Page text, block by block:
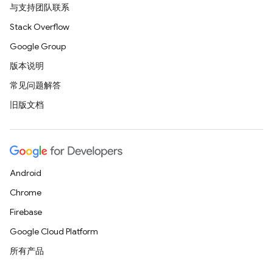
与支持团队联系
Stack Overflow
Google Group
版本说明
常见问题解答
旧版文档
Android
Chrome
Firebase
Google Cloud Platform
所有产品